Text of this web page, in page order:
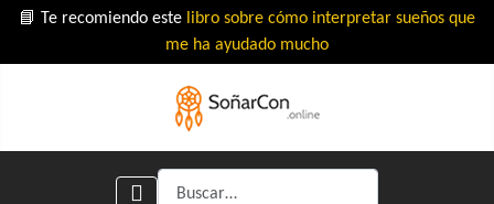
📘 Te recomiendo este libro sobre cómo interpretar sueños que
me ha ayudado mucho
Buscar